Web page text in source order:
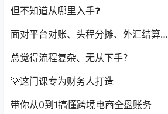
但不知道从哪里入手❓
面对平台对账、头程分摊、外汇结算…
总觉得流程复杂、无从下手？
💡这门课专为财务人打造
带你从0到1搞懂跨境电商全盘账务